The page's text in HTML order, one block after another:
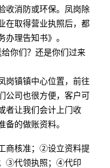
收消防或环保。凤岗除
在取得营业执照后，都
办理告知书》。
你们？还是你们过来
岗镇镇中心位置，前往
公司也很方便，客户可
者让我们会计上门收
备的做账资料。
商核准；②设立资料提
③代领执照；④代印